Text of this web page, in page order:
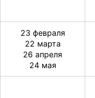
23 февраля
22 марта
26 апреля
24 мая